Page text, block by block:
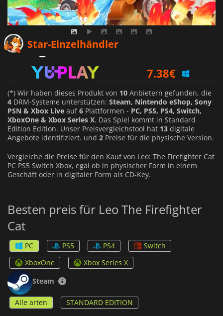
Star-Einzelhändler
7.38€
14.49€
(*) Wir haben dieses Produkt von 10 Anbietern gefunden, die
4 DRM-Systeme unterstützen: Steam, Nintendo eShop, Sony
PSN & Xbox Live auf6 Plattformen - PC, PS5, PS4, Switch,
XboxOne & Xbox Series X. Das Spiel kommt in Standard
Edition Edition. Unser Preisvergleichstool hat 13 digitale
Angebote identifiziert. und 2 Preise für die physische Version.
Vergleiche die Preise für den Kauf von Leo: The Firefighter Cat
PC PS5 Switch Xbox, egal ob in physischer Form in einem
Geschäft oder in digitaler Form als CD-Key.
Besten preis für Leo The Firefighter
Cat
PC PS5 PS4
Switch
XboxOne
Xbox Series X
Steam
Alle arten STANDARD EDITION